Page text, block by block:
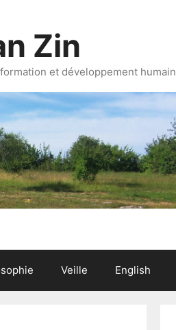
Zin
et développement humain
Veille English